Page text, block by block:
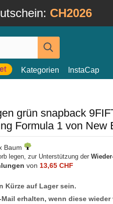
CH2026
Kategorien InstaCap
grün snapback
Formula 1 von New
Baum
legen, zur Unterstützung der
von 13,65 CHF
Kürze auf Lager sein.
erhalten, wenn diese